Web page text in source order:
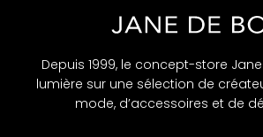
Depuis 1999, le concept-store
lumière sur une sélection de
mode, d’accessoires et de